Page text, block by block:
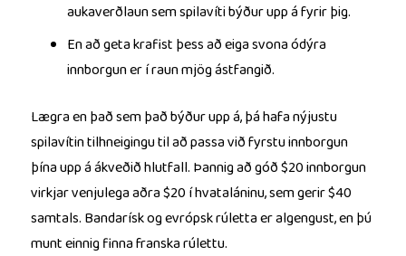
aukaverðlaun sem spilavíti býður upp á fyrir þig.
En að geta krafist þess að eiga svona ódýra
innborgun er í raun mjög ástfangið.
Lægra en það sem það býður upp á, þá hafa nýjustu
spilavítin tilhneigingu til að passa við fyrstu innborgun
þína upp á ákveðið hlutfall. Þannig að góð $20 innborgun
virkjar venjulega aðra $20 í hvataláninu, sem gerir $40
samtals. Bandarísk og evrópsk rúletta er algengust, en þú
munt einnig finna franska rúlettu.